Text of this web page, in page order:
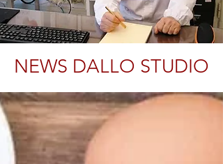
NEWS DALLO STUDIO